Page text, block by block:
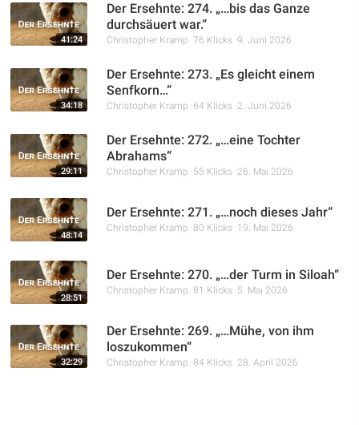
41:24
Der Ersehnte: 274. „…bis das Ganze
durchsäuert war.“
Christopher Kramp 76 Klicks 9. Juni 2026
34:18
Der Ersehnte: 273. „Es gleicht einem
Senfkorn…“
Christopher Kramp 64 Klicks 2. Juni 2026
29:11
Der Ersehnte: 272. „…eine Tochter
Abrahams“
Christopher Kramp 55 Klicks 26. Mai 2026
48:14
Der Ersehnte: 271. „…noch dieses Jahr“
Christopher Kramp 80 Klicks 19. Mai 2026
28:51
Der Ersehnte: 270. „…der Turm in Siloah“
Christopher Kramp 81 Klicks 5. Mai 2026
32:29
Der Ersehnte: 269. „…Mühe, von ihm
loszukommen“
Christopher Kramp 84 Klicks 28. April 2026